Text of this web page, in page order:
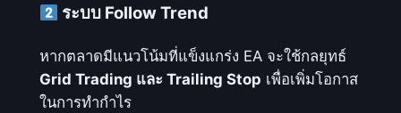
B
n
d
s
ระบบ Follow Trend
หากตลาดมีแนวโน้มที่แข็งแกร่ง EA จะใช้กลยุทธ์
Grid Trading และ Trailing Stop เพื่อเพิ่มโอกาส
ในการทำกำไร